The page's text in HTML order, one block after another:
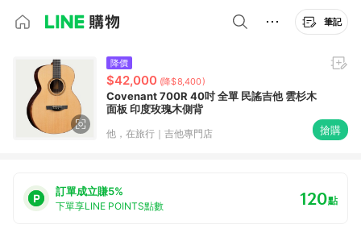
筆記
降價
$42,000 (降$8,400)
Covenant 700R 40吋 全單 民謠吉他 雲杉木
面板 印度玫瑰木側背
他，在旅行｜吉他專門店 搶購
訂單成立賺5%
下單享LINE POINTS點數 120點